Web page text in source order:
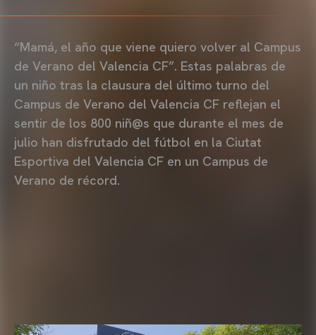
“Mamá, el año que viene quiero volver al Campus
de Verano del Valencia CF”. Estas palabras de
un niño tras la clausura del último turno del
Campus de Verano del Valencia CF reflejan el
sentir de los 800 niñ@s que durante el mes de
julio han disfrutado del fútbol en la Ciutat
Esportiva del Valencia CF en un Campus de
Verano de récord.